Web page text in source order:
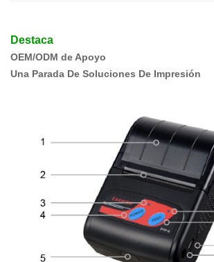
Destaca
OEM/ODM de Apoyo
Una Parada De Soluciones De Impresión